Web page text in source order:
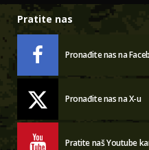
Pratite nas
Pronađite nas na
Pronađite nas na X-u
Pratite naš Youtube